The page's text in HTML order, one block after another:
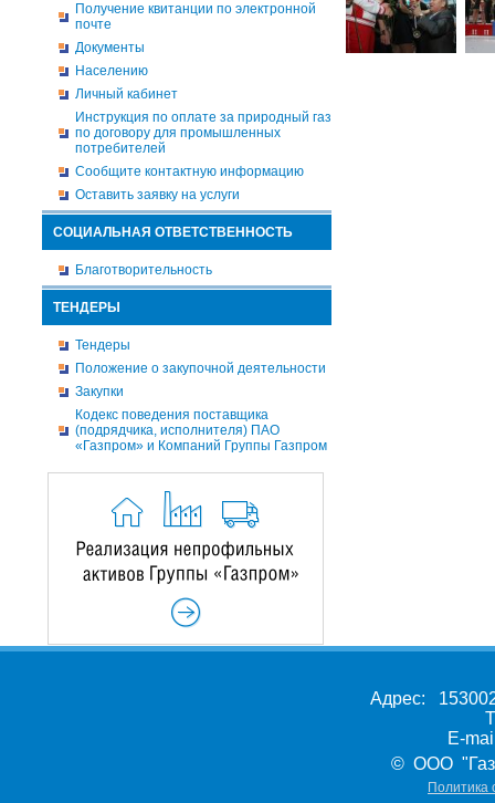
Получение квитанции по электронной
почте
Документы
Населению
Личный кабинет
Инструкция по оплате за природный газ
по договору для промышленных
потребителей
Сообщите контактную информацию
Оставить заявку на услуги
СОЦИАЛЬНАЯ ОТВЕТСТВЕННОСТЬ
Благотворительность
ТЕНДЕРЫ
Тендеры
Положение о закупочной деятельности
Закупки
Кодекс поведения поставщика
(подрядчика, исполнителя) ПАО
«Газпром» и Компаний Группы Газпром
Адрес:
E-
© ООО
Политика